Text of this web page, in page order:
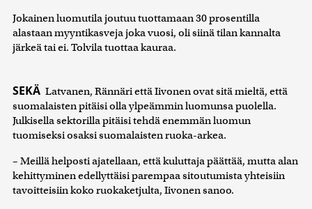
Jokainen luomutila joutuu tuottamaan 30 prosentilla
alastaan myyntikasveja joka vuosi, oli siinä tilan kannalta
järkeä tai ei. Tolvila tuottaa kauraa.
SEKÄ Latvanen, Rännäri että Iivonen ovat sitä mieltä, että
suomalaisten pitäisi olla ylpeämmin luomunsa puolella.
Julkisella sektorilla pitäisi tehdä enemmän luomun
tuomiseksi osaksi suomalaisten ruoka-arkea.
– Meillä helposti ajatellaan, että kuluttaja päättää, mutta alan
kehittyminen edellyttäisi parempaa sitoutumista yhteisiin
tavoitteisiin koko ruokaketjulta, Iivonen sanoo.